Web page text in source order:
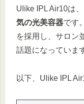
Ulike IPL Air10は
気の光美容器です
を採用し、サロン
話題になっていま
以下、Ulike IPL